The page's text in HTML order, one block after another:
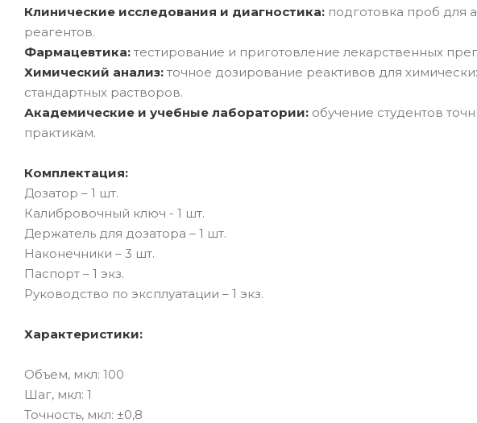
Клинические исследования и диагностика: подготовка проб для
реагентов.
Фармацевтика: тестирование и приготовление лекарственных
Химический анализ: точное дозирование реактивов для
стандартных растворов.
Академические и учебные лаборатории: обучение студентов
практикам.
Комплектация:
Дозатор – 1 шт.
Калибровочный ключ - 1 шт.
Держатель для дозатора – 1 шт.
Наконечники – 3 шт.
Паспорт – 1 экз.
Руководство по эксплуатации – 1 экз.
Характеристики:
Объем, мкл: 100
Шаг, мкл: 1
Точность, мкл: ±0,8